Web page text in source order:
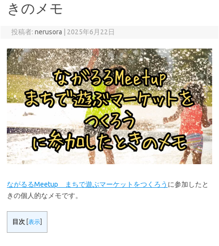
きのメモ
投稿者: nerusora 2025年6月22日
ながるるMeetup まちで遊ぶマーケットをつくろう に参加したと
きの個人的なメモです。
目次 表示